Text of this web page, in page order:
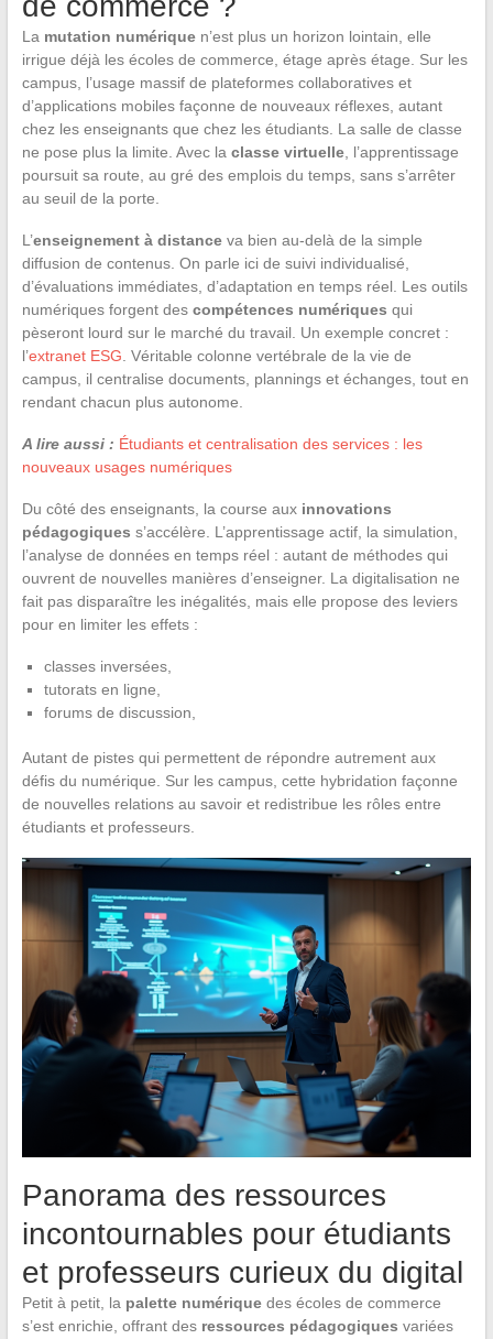
La mutation numériquen’est plus un horizon lointain, elle
irrigue déjà les écoles de commerce, étage après étage. Sur les
campus, l’usage massif de plateformes collaboratives et
d’applications mobiles façonne de nouveaux réflexes, autant
chez les enseignants que chez les étudiants. La salle de classe
ne pose plus la limite. Avec la classe virtuelle, l’apprentissage
poursuit sa route, au gré des emplois du temps, sans s’arrêter
au seuil de la porte.
L’enseignement à distanceva bien au-delà de la simple
diffusion de contenus. On parle ici de suivi individualisé,
d’évaluations immédiates, d’adaptation en temps réel. Les outils
numériques forgent des compétences numériques qui
pèseront lourd sur le marché du travail. Un exemple concret :
l’extranet ESG . Véritable colonne vertébrale de la vie de
campus, il centralise documents, plannings et échanges, tout en
rendant chacun plus autonome.
A lire aussi : Étudiants et centralisation des services : les
nouveaux usages numériques
Du côté des enseignants, la course aux innovations
pédagogiques s’accélère. L’apprentissage actif, la simulation,
l’analyse de données en temps réel : autant de méthodes qui
ouvrent de nouvelles manières d’enseigner. La digitalisation ne
fait pas disparaître les inégalités, mais elle propose des leviers
pour en limiter les effets :
classes inversées,
tutorats en ligne,
forums de discussion,
Autant de pistes qui permettent de répondre autrement aux
défis du numérique. Sur les campus, cette hybridation façonne
de nouvelles relations au savoir et redistribue les rôles entre
étudiants et professeurs.
Panorama des ressources
incontournables pour étudiants
et professeurs curieux du digital
Petit à petit, la palette numériquedes écoles de commerce
s’est enrichie, offrant des ressources pédagogiques variées